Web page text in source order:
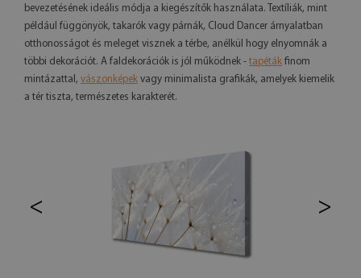
bevezetésének ideális módja a kiegészítők használata. Textíliák, mint
például függönyök, takarók vagy párnák, Cloud Dancer árnyalatban
otthonosságot és meleget visznek a térbe, anélkül hogy elnyomnák a
többi dekorációt. A faldekorációk is jól működnek - tapéták finom
mintázattal, vászonképek vagy minimalista grafikák, amelyek kiemelik
a tér tiszta, természetes karakterét.
< >